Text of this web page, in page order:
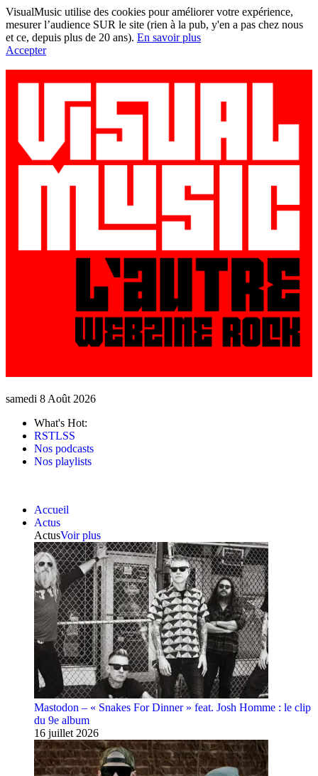
VisualMusic utilise des cookies pour améliorer votre expérience,
mesurer l’audience SUR le site (rien à la pub, y'en a pas chez nous
et ce, depuis plus de 20 ans). En savoir plus
Accepter
samedi 8 Août 2026
What's Hot:
RSTLSS
Nos podcasts
Nos playlists
Accueil
Actus
ActusVoir plus
Mastodon – « Snakes For Dinner » feat. Josh Homme : le clip
du 9e album
16 juillet 2026